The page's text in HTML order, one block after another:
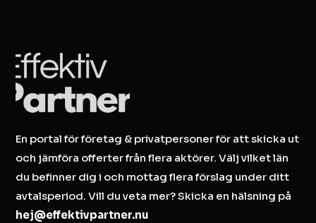
En portal för företag & privatpersoner för att skicka ut
och jämföra offerter från flera aktörer. Välj vilket län
du befinner dig i och mottag flera förslag under ditt
avtalsperiod. Vill du veta mer? Skicka en hälsning på
hej@effektivpartner.nu